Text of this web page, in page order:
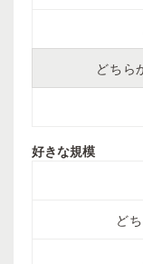
どちら
好きな規模
ど